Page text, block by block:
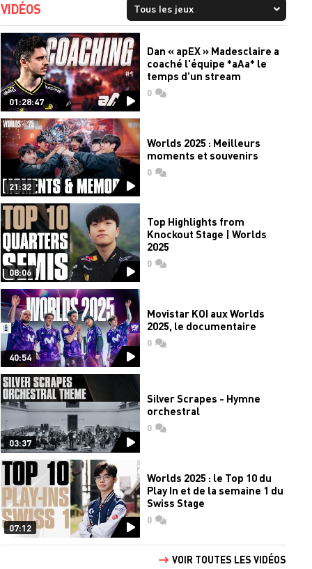
VIDÉOS
01:28:47
Dan « apEX » Madesclaire a
coaché l'équipe *aAa* le
temps d'un stream
0commentaires
21:32
Worlds 2025 : Meilleurs
moments et souvenirs
0commentaires
08:06
Top Highlights from
Knockout Stage | Worlds
2025
0commentaires
40:54
Movistar KOI aux Worlds
2025, le documentaire
0commentaires
03:37
Silver Scrapes - Hymne
orchestral
0commentaires
07:12
Worlds 2025 : le Top 10 du
Play In et de la semaine 1 du
Swiss Stage
0commentaires
VOIR TOUTES LES VIDÉOS